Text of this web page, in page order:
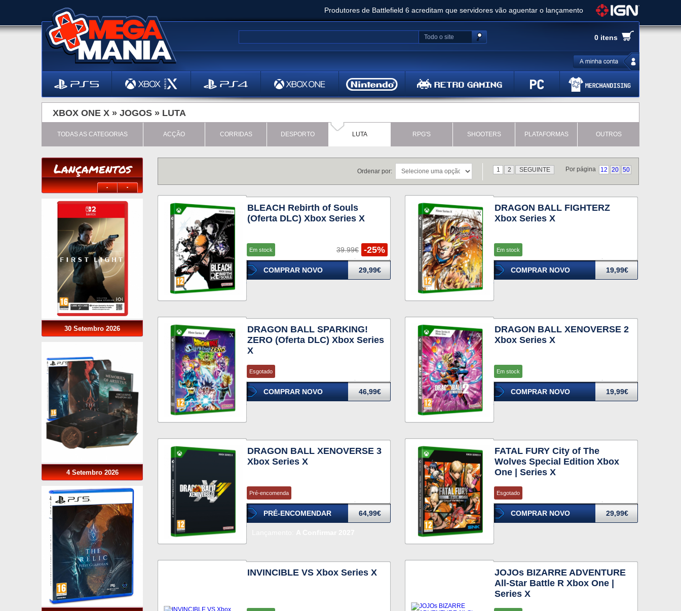
Produtores de Battlefield 6 acreditam que servidores vão aguentar o lançamento
Clair Obscur: Expedition 33 já vendeu 5 milhões de cópias e vai receber novo conteúdo
Ghost of Yotei - Análise
Metal Gear Solid Delta: Snake Eater - Análise
Bethesda anuncia livestream para o Fallout Day
0 itens
Todo o site
XBOX ONE X » JOGOS » LUTA
TODAS AS CATEGORIAS ACÇÃO CORRIDAS DESPORTO LUTA RPG'S SHOOTERS PLATAFORMAS OUTROS
Lançamentos
30 Setembro 2026
4 Setembro 2026
Por página 12 20 50
1 2 SEGUINTE
Ordenar por:
BLEACH Rebirth of Souls
(Oferta DLC) Xbox Series X
Em stock 39.99€ -25%
COMPRAR NOVO 29,99€
DRAGON BALL FIGHTERZ
Xbox Series X
Em stock
COMPRAR NOVO 19,99€
DRAGON BALL SPARKING!
ZERO (Oferta DLC) Xbox Series
X
Esgotado
COMPRAR NOVO 46,99€
DRAGON BALL XENOVERSE 2
Xbox Series X
Em stock
COMPRAR NOVO 19,99€
DRAGON BALL XENOVERSE 3
Xbox Series X
Pré-encomenda
PRÉ-ENCOMENDAR 64,99€
FATAL FURY City of The
Wolves Special Edition Xbox
One | Series X
Esgotado
COMPRAR NOVO 29,99€
INVINCIBLE VS Xbox Series X
JOJOs BIZARRE ADVENTURE
All-Star Battle R Xbox One |
Series X